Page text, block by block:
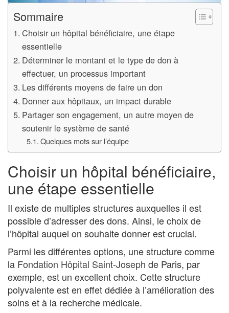
Sommaire
Choisir un hôpital bénéficiaire, une étape
essentielle
Déterminer le montant et le type de don à
effectuer, un processus important
Les différents moyens de faire un don
Donner aux hôpitaux, un impact durable
Partager son engagement, un autre moyen de
soutenir le système de santé
Quelques mots sur l’équipe
Choisir un hôpital bénéficiaire,
une étape essentielle
Il existe de multiples structures auxquelles il est
possible d’adresser des dons. Ainsi, le choix de
l’hôpital auquel on souhaite donner est crucial.
Parmi les différentes options, une structure comme
la Fondation Hôpital Saint-Joseph de Paris, par
exemple, est un excellent choix. Cette structure
polyvalente est en effet dédiée à l’amélioration des
soins et à la recherche médicale.